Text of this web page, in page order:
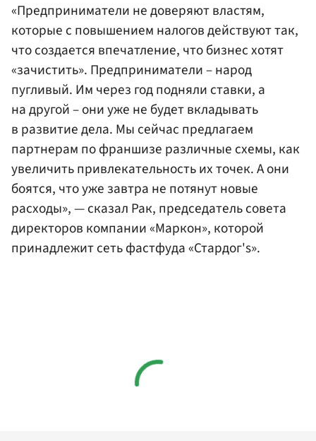
«Предприниматели не доверяют властям,
которые с повышением налогов действуют так,
что создается впечатление, что бизнес хотят
«зачистить». Предприниматели – народ
пугливый. Им через год подняли ставки, а
на другой – они уже не будет вкладывать
в развитие дела. Мы сейчас предлагаем
партнерам по франшизе различные схемы, как
увеличить привлекательность их точек. А они
боятся, что уже завтра не потянут новые
расходы», — сказал Рак, председатель совета
директоров компании «Маркон», которой
принадлежит сеть фастфуда «Стардог's».